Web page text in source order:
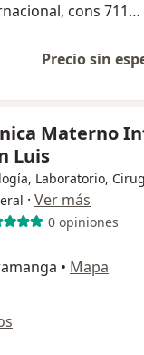
Fosunab Foscal Internacional, cons 711 calle 158 numero 20 -95, Bucaramanga
Precio sin
Materno
Luis
Laboratorio,
· Ver más
0 opiniones
• Mapa